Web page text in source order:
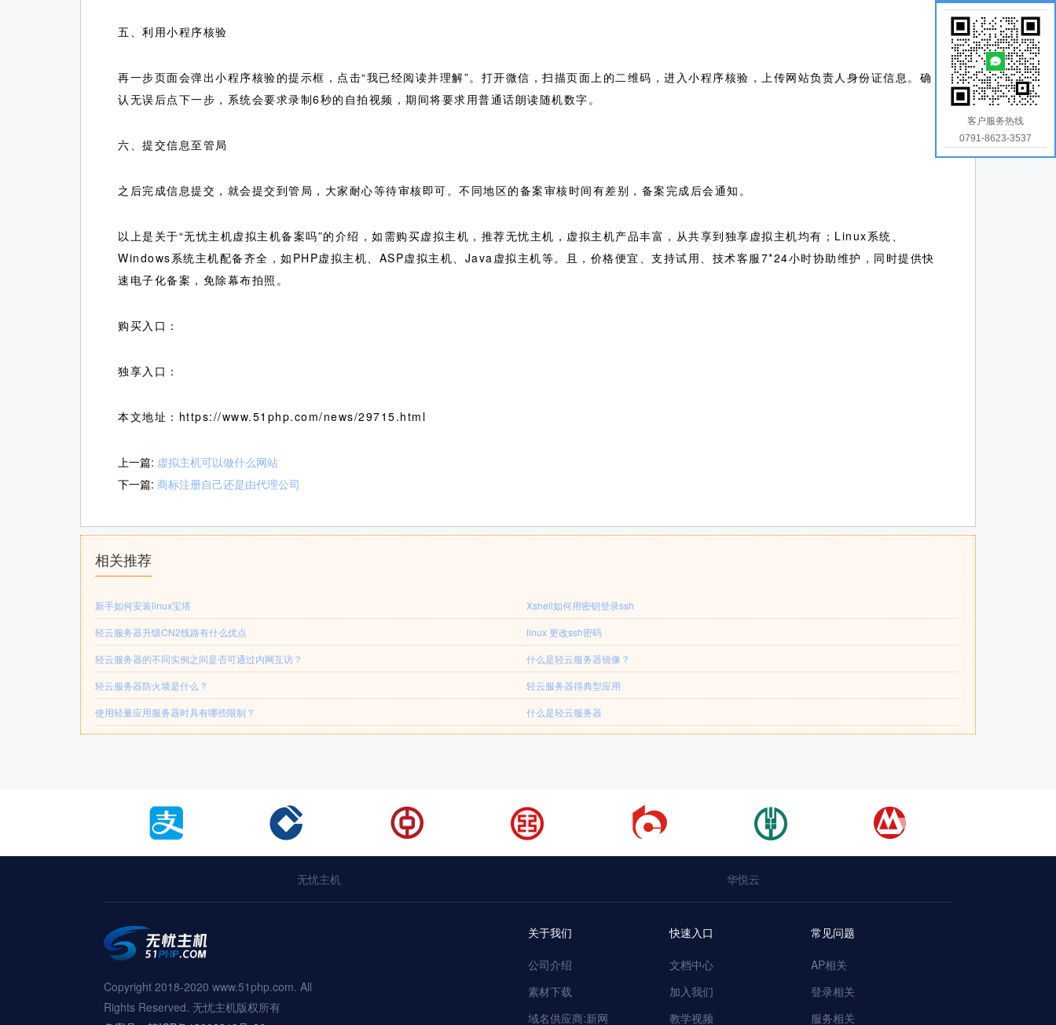
五、利用小程序核验
再一步页面会弹出小程序核验的提示框，点击“我已经阅读并理解”。打开微信，扫描页面上的二维码，进入小程序核验，上传网站负责人身份证信息。确
认无误后点下一步，系统会要求录制6秒的自拍视频，期间将要求用普通话朗读随机数字。
六、提交信息至管局
之后完成信息提交，就会提交到管局，大家耐心等待审核即可。不同地区的备案审核时间有差别，备案完成后会通知。
以上是关于“无忧主机虚拟主机备案吗”的介绍，如需购买虚拟主机，推荐无忧主机，虚拟主机产品丰富，从共享到独享虚拟主机均有；Linux系统、
Windows系统主机配备齐全，如PHP虚拟主机、ASP虚拟主机、Java虚拟主机等。且，价格便宜、支持试用、技术客服7*24小时协助维护，同时提供快
速电子化备案，免除幕布拍照。
购买入口：
独享入口：
本文地址：https://www.51php.com/news/29715.html
上一篇: 虚拟主机可以做什么网站
下一篇: 商标注册自己还是由代理公司
相关推荐
新手如何安装linux宝塔
Xshell如何用密钥登录ssh
轻云服务器升级CN2线路有什么优点
linux 更改ssh密码
轻云服务器的不同实例之间是否可通过内网互访？
什么是轻云服务器镜像？
轻云服务器防火墙是什么？
轻云服务器得典型应用
使用轻量应用服务器时具有哪些限制？
什么是轻云服务器
无忧主机 华悦云
Copyright 2018-2020 www.51php.com. All
Rights Reserved. 无忧主机版权所有
关于我们
公司介绍
素材下载
域名供应商:新网
快速入口
文档中心
加入我们
教学视频
常见问题
AP相关
登录相关
服务相关
客户服务热线
0791-8623-3537